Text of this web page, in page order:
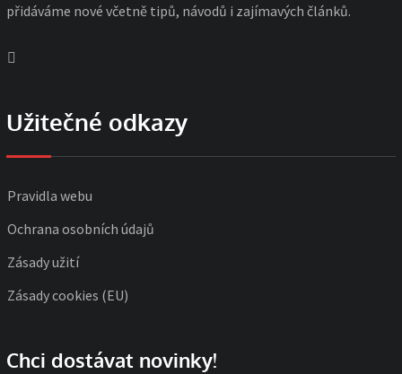
přidáváme nové včetně tipů, návodů i zajímavých článků.
Užitečné odkazy
Pravidla webu
Ochrana osobních údajů
Zásady užití
Zásady cookies (EU)
Chci dostávat novinky!